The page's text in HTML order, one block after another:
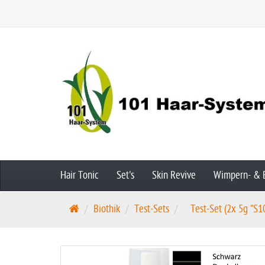
Hair Tonic Set's Skin Revive Wimpern- &
S
Biothik Test-Sets Test-Set (2x 5g